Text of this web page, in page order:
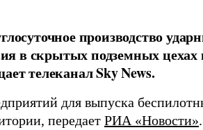
производство
в скрытых подземных цехах
телеканал Sky News.
для выпуска
передает РИА «Новости»